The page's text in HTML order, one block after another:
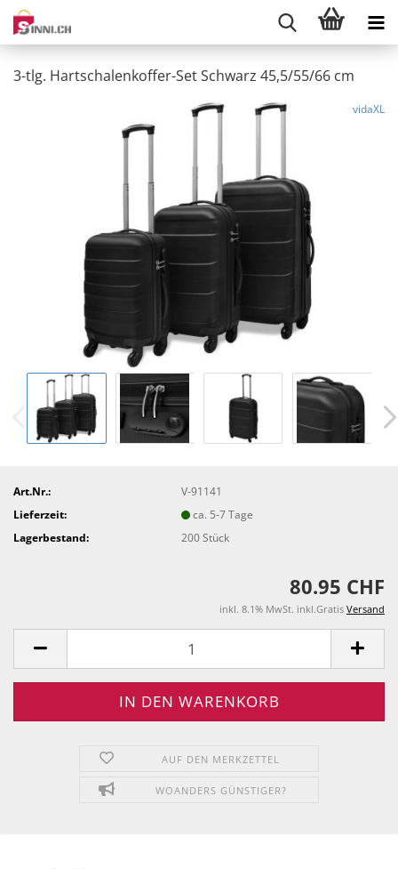
3-tlg. Hartschalenkoffer-Set Schwarz 45,5/55/66 cm
vidaXL
Art.Nr.:
V-91141
Lieferzeit:
ca. 5-7 Tage
Lagerbestand:
200Stück
80.95 CHF
inkl. 8.1% MwSt. inkl.Gratis Versand
AUF DEN MERKZETTEL
WOANDERS GÜNSTIGER?